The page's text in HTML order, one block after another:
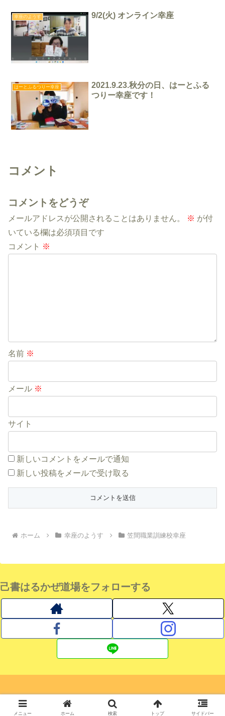
幸座のようす 9/2(火) オンライン幸座
はーとふるつりー幸座
2021.9.23.秋分の日、はーとふる
つりー幸座です！
コメント
コメントをどうぞ
メールアドレスが公開されることはありません。 ※ が付
いている欄は必須項目です
コメント ※
名前 ※
メール ※
サイト
新しいコメントをメールで通知
新しい投稿をメールで受け取る
ホーム 幸座のようす 笠間職業訓練校幸座
己書はるかぜ道場をフォローする
© 2019 己書はるかぜ道場 おのれしょ日記.
メニュー ホーム 検索 トップ サイドバー